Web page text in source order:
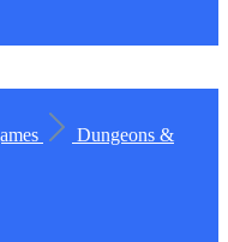
Dungeons &